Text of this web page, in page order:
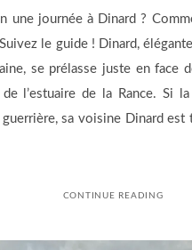
une journée à Dinard ?
le guide ! Dinard,
se prélasse juste en face
de l’estuaire de la Rance. Si
sa voisine Dinard est
CONTINUE READING